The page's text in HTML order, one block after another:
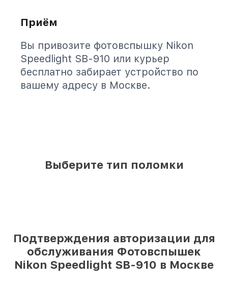
Приём
Вы привозите фотовспышку Nikon
Speedlight SB-910 или курьер
бесплатно забирает устройство по
вашему адресу в Москве.
Выберите тип поломки
Подтверждения авторизации для
обслуживания Фотовспышек
Nikon Speedlight SB-910 в Москве